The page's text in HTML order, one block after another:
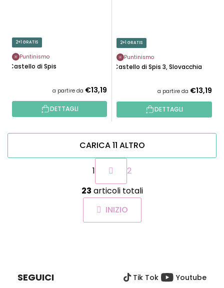
2+1 GRATIS
Puntinismo
Castello di Spis
a partire da €13,19
DETTAGLI
2+1 GRATIS
Puntinismo
Castello di Spis 3, Slovacchia
a partire da €13,19
DETTAGLI
C
o
n
t
r
CARICA 11 ALTRO
P
a
g
i
n
a
z
1
2
23 articoli totali
INIZIO
SEGUICI Tik Tok Youtube